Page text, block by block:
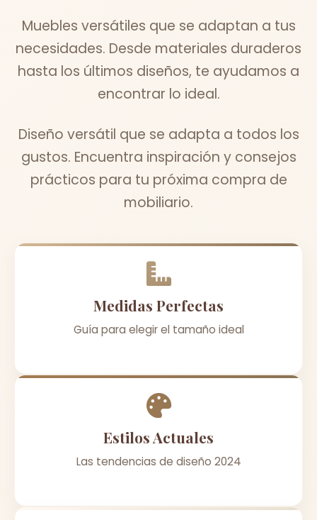
Muebles versátiles que se adaptan a tus
necesidades. Desde materiales duraderos
hasta los últimos diseños, te ayudamos a
encontrar lo ideal.
Diseño versátil que se adapta a todos los
gustos. Encuentra inspiración y consejos
prácticos para tu próxima compra de
mobiliario.
Medidas Perfectas
Guía para elegir el tamaño ideal
Estilos Actuales
Las tendencias de diseño 2024